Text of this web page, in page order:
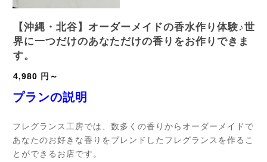
【沖縄・北谷】オーダーメイドの香水作り体験♪世
界に一つだけのあなただけの香りをお作りできま
す。
4,980 円～
プランの説明
フレグランス工房では、数多くの香りからオーダーメイドで
あなたのお好きな香りをブレンドしたフレグランスを作るこ
とができるお店です。